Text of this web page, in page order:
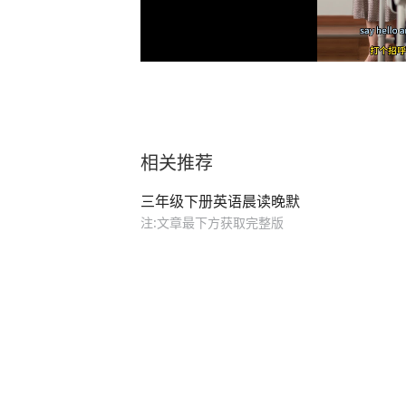
相关推荐
三年级下册英语晨读晚默
注:文章最下方获取完整版